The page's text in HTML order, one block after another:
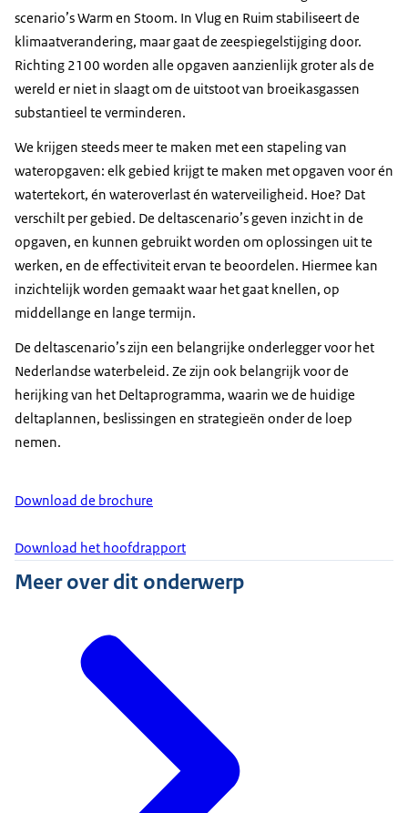
scenario’s Warm en Stoom. In Vlug en Ruim stabiliseert de
klimaatverandering, maar gaat de zeespiegelstijging door.
Richting 2100 worden alle opgaven aanzienlijk groter als de
wereld er niet in slaagt om de uitstoot van broeikasgassen
substantieel te verminderen.
We krijgen steeds meer te maken met een stapeling van
wateropgaven: elk gebied krijgt te maken met opgaven voor én
watertekort, én wateroverlast én waterveiligheid. Hoe? Dat
verschilt per gebied. De deltascenario’s geven inzicht in de
opgaven, en kunnen gebruikt worden om oplossingen uit te
werken, en de effectiviteit ervan te beoordelen. Hiermee kan
inzichtelijk worden gemaakt waar het gaat knellen, op
middellange en lange termijn.
De deltascenario’s zijn een belangrijke onderlegger voor het
Nederlandse waterbeleid. Ze zijn ook belangrijk voor de
herijking van het Deltaprogramma, waarin we de huidige
deltaplannen, beslissingen en strategieën onder de loep
nemen.
Download de brochure
Download het hoofdrapport
Meer over dit onderwerp